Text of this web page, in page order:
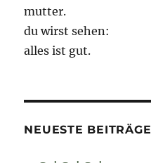
mutter.
du wirst sehen:
alles ist gut.
NEUESTE BEITRÄGE